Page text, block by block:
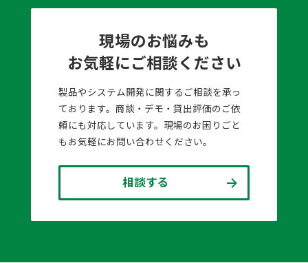
現場のお悩みも
お気軽にご相談ください
製品やシステム開発に関するご相談を承っ
ております。商談・デモ・貸出評価のご依
頼にも対応しています。現場のお困りごと
もお気軽にお問い合わせください。
相談する